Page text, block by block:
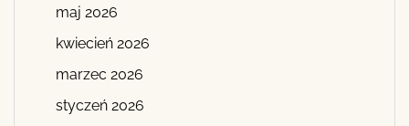
maj 2026
kwiecień 2026
marzec 2026
styczeń 2026